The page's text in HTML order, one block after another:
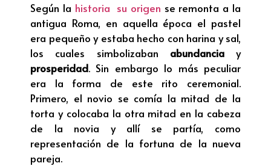
Según la historia su origen se remonta a la
antigua Roma, en aquella época el pastel
era pequeño y estaba hecho con harina y sal,
los cuales simbolizaban abundanciay
prosperidad. Sin embargo lo más peculiar
era la forma de este rito ceremonial.
Primero, el novio se comía la mitad de la
torta y colocaba la otra mitad en la cabeza
de la novia y allí se partía, como
representación de la fortuna de la nueva
pareja.